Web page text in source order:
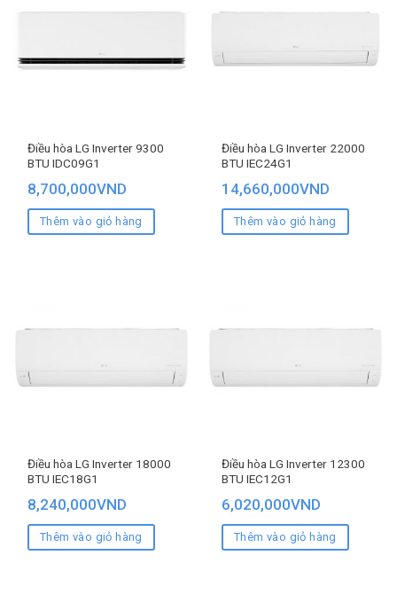
Điều hòa LG Inverter 9300
BTU IDC09G1
8,700,000VND
Thêm vào giỏ hàng
Điều hòa LG Inverter 22000
BTU IEC24G1
14,660,000VND
Thêm vào giỏ hàng
Điều hòa LG Inverter 18000
BTU IEC18G1
8,240,000VND
Thêm vào giỏ hàng
Điều hòa LG Inverter 12300
BTU IEC12G1
6,020,000VND
Thêm vào giỏ hàng